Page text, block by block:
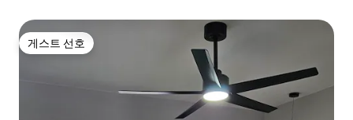
게스트 선호
게스트 선호